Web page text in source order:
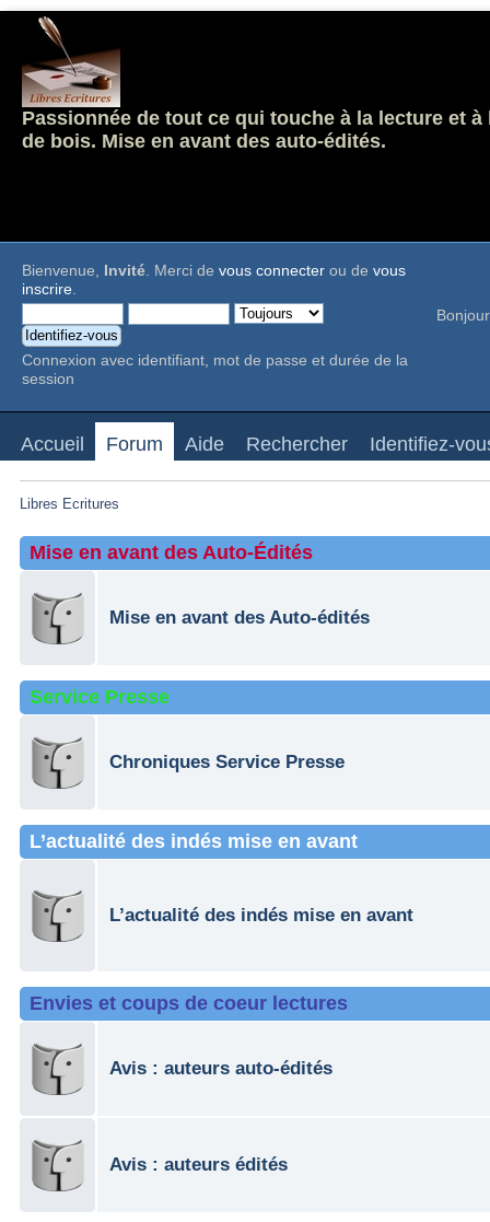
Passionnée de tout ce qui touche à la lecture et
de bois. Mise en avant des auto-édités.
Bienvenue, Invité. Merci de vous connecter ou de vous
inscrire.
Connexion avec identifiant, mot de passe et durée de la
session
Accueil Forum Aide Rechercher Identifiez-
Libres Ecritures
Mise en avant des Auto-Édités
Mise en avant des Auto-édités
Service Presse
Chroniques Service Presse
L’actualité des indés mise en avant
L’actualité des indés mise en avant
Envies et coups de coeur lectures
Avis : auteurs auto-édités
Avis : auteurs édités